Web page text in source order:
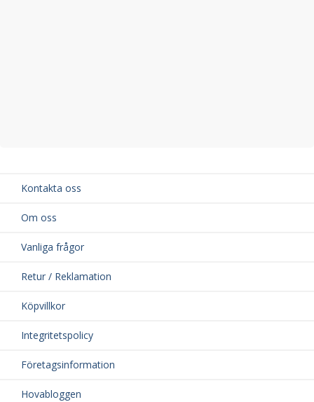
Kontakta oss
Om oss
Vanliga frågor
Retur / Reklamation
Köpvillkor
Integritetspolicy
Företagsinformation
Hovabloggen